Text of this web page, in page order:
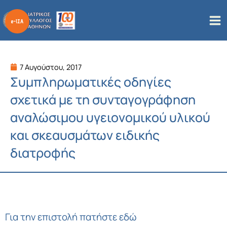
στο
περιεχόμενο
7 Αυγούστου, 2017
Συμπληρωματικές οδηγίες
σχετικά με τη συνταγογράφηση
αναλώσιμου υγειονομικού υλικού
και σκεαυσμάτων ειδικής
διατροφής
Για την επιστολή πατήστε εδώ